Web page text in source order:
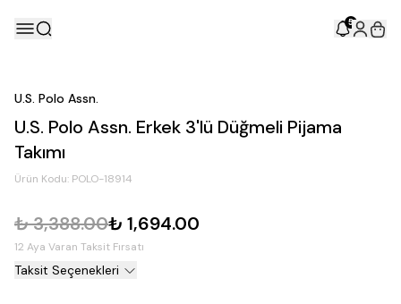
5
U.S. Polo Assn.
U.S. Polo Assn. Erkek 3'lü Düğmeli Pijama
Takımı
Ürün Kodu: POLO-18914
₺ 3,388.00₺ 1,694.00
12 Aya Varan Taksit Fırsatı
Taksit Seçenekleri